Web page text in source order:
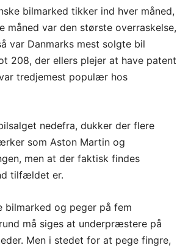
bilmarked tikker ind hver måned,
var den største overraskelse,
var Danmarks mest solgte bil
208, der ellers plejer at have patent
tredjemest populær hos
nedefra, dukker der flere
som Aston Martin og
men at der faktisk findes
tilfældet er.
bilmarked og peger på fem
må siges at underpræstere på
Men i stedet for at pege fingre,